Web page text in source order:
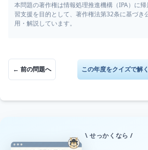
本問題の著作権は情報処理推進機構（IPA）に
習支援を目的として、著作権法第32条に基づき
用・解説しています。
← 前の問題へ この年度をクイズで解く
\ せっかくなら /